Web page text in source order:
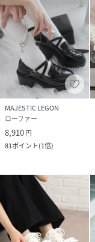
MAJESTIC LEGON
ローファー
8,910円
81ポイント(1倍)